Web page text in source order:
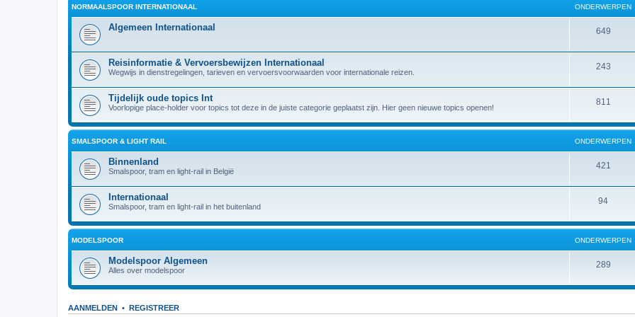
NORMAALSPOOR INTERNATIONAAL ONDERWERPEN
Algemeen Internationaal 649
Reisinformatie & Vervoersbewijzen Internationaal
Wegwijs in dienstregelingen, tarieven en vervoersvoorwaarden voor internationale reizen.
243
Tijdelijk oude topics Int
Voorlopige place-holder voor topics tot deze in de juiste categorie geplaatst zijn. Hier geen nieuwe topics openen!
811
SMALSPOOR & LIGHT RAIL ONDERWERPEN
Binnenland
Smalspoor, tram en light-rail in België
421
Internationaal
Smalspoor, tram en light-rail in het buitenland
94
MODELSPOOR ONDERWERPEN
Modelspoor Algemeen
Alles over modelspoor
289
AANMELDEN • REGISTREER